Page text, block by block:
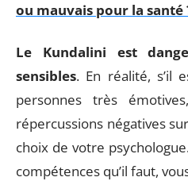
ou mauvais pour la santé
Le Kundalini est
sensibles. En réalité, s’il
personnes très
répercussions négatives
choix de votre
compétences qu’il faut,